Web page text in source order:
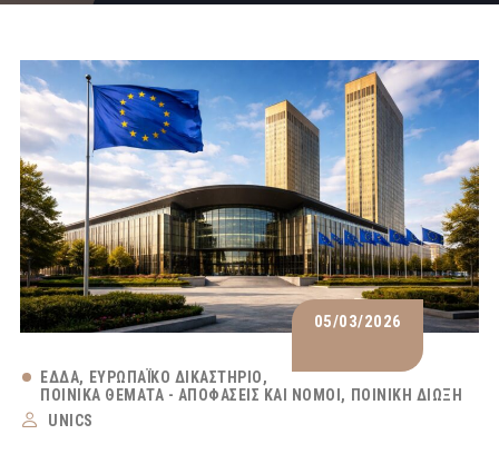
05/03/2026
ΕΔΔΑ
ΕΥΡΩΠΑΪΚΌ ΔΙΚΑΣΤΉΡΙΟ
ΠΟΙΝΙΚΆ ΘΈΜΑΤΑ - ΑΠΟΦΆΣΕΙΣ ΚΑΙ ΝΌΜΟΙ
ΠΟΙΝΙΚΉ ΔΊΩΞΗ
UNICS